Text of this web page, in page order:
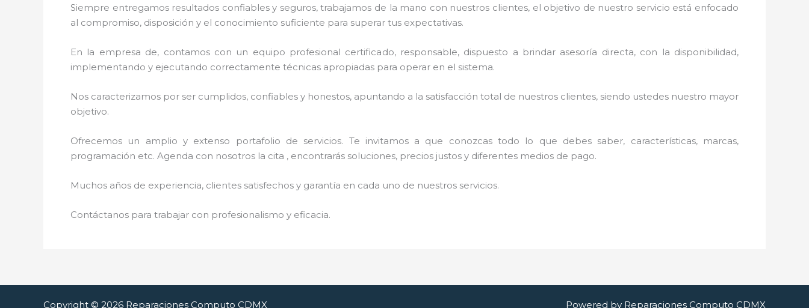
Siempre entregamos resultados confiables y seguros, trabajamos de la mano con nuestros clientes, el objetivo de nuestro servicio está enfocado
al compromiso, disposición y el conocimiento suficiente para superar tus expectativas.
En la empresa de, contamos con un equipo profesional certificado, responsable, dispuesto a brindar asesoría directa, con la disponibilidad,
implementando y ejecutando correctamente técnicas apropiadas para operar en el sistema.
Nos caracterizamos por ser cumplidos, confiables y honestos, apuntando a la satisfacción total de nuestros clientes, siendo ustedes nuestro mayor
objetivo.
Ofrecemos un amplio y extenso portafolio de servicios. Te invitamos a que conozcas todo lo que debes saber, características, marcas,
programación etc. Agenda con nosotros la cita , encontrarás soluciones, precios justos y diferentes medios de pago.
Muchos años de experiencia, clientes satisfechos y garantía en cada uno de nuestros servicios.
Contáctanos para trabajar con profesionalismo y eficacia.
Copyright © 2026 Reparaciones Computo CDMX Powered by Reparaciones Computo CDMX